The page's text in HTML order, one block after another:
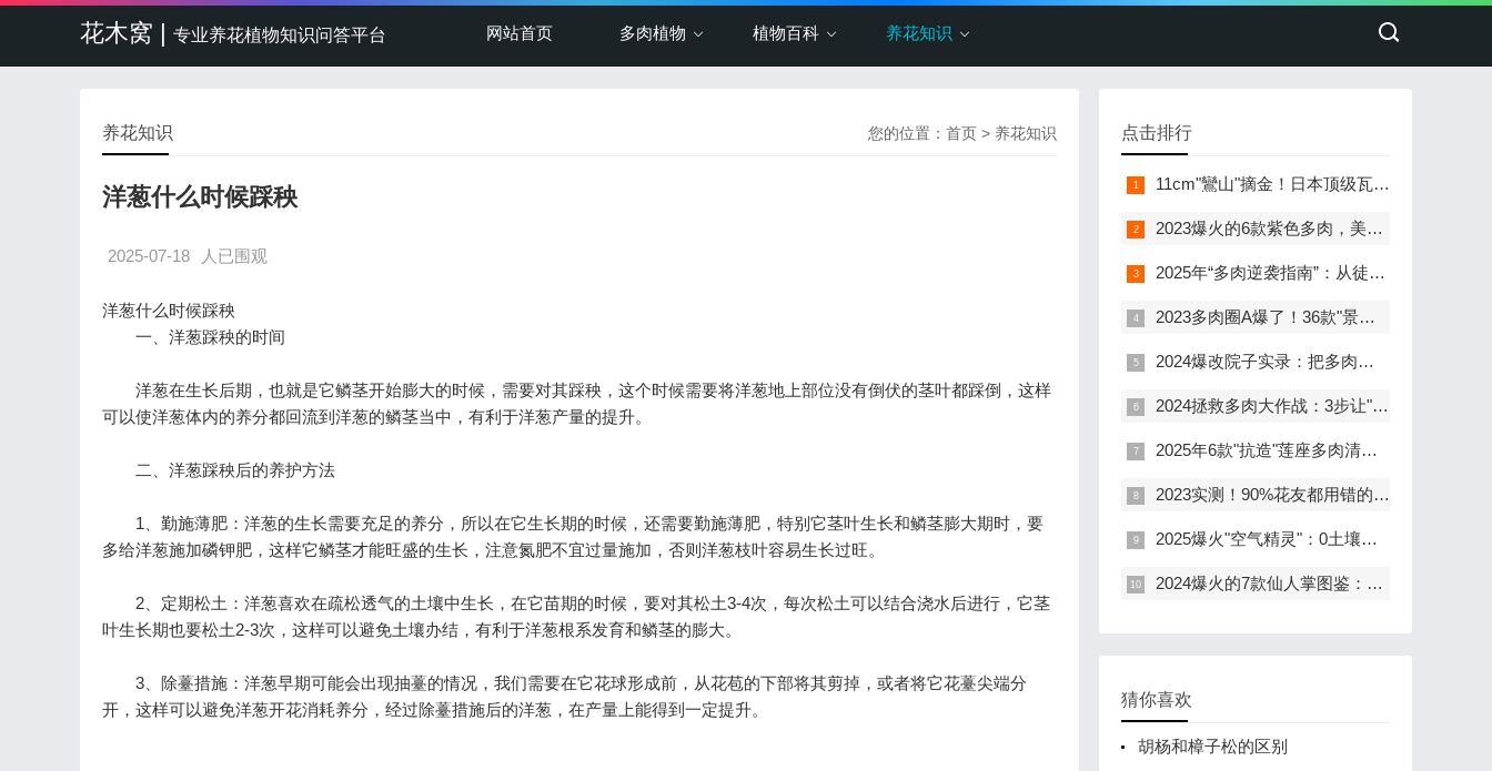
花木窝 | 专业养花植物知识问答平台 网站首页 多肉植物 植物百科 养花知识
您的位置： 首页 > 养花知识
养花知识
洋葱什么时候踩秧
2025-07-18 人已围观
洋葱什么时候踩秧
一、洋葱踩秧的时间
洋葱在生长后期，也就是它鳞茎开始膨大的时候，需要对其踩秧，这个时候需要将洋葱地上部位没有倒伏的茎叶都踩倒，这样
可以使洋葱体内的养分都回流到洋葱的鳞茎当中，有利于洋葱产量的提升。
二、洋葱踩秧后的养护方法
1、勤施薄肥：洋葱的生长需要充足的养分，所以在它生长期的时候，还需要勤施薄肥，特别它茎叶生长和鳞茎膨大期时，要
多给洋葱施加磷钾肥，这样它鳞茎才能旺盛的生长，注意氮肥不宜过量施加，否则洋葱枝叶容易生长过旺。
2、定期松土：洋葱喜欢在疏松透气的土壤中生长，在它苗期的时候，要对其松土3-4次，每次松土可以结合浇水后进行，它茎
叶生长期也要松土2-3次，这样可以避免土壤办结，有利于洋葱根系发育和鳞茎的膨大。
3、除薹措施：洋葱早期可能会出现抽薹的情况，我们需要在它花球形成前，从花苞的下部将其剪掉，或者将它花薹尖端分
开，这样可以避免洋葱开花消耗养分，经过除薹措施后的洋葱，在产量上能得到一定提升。
点击排行
11cm"鸞山"摘金！日本顶级瓦苇大赏背后的多肉养成秘籍
2023爆火的6款紫色多肉，美到犯规！新手养出"紫气东来"全攻略
2025年“多肉逆袭指南”：从徒长丑货到色彩炸弹的90天蜕变计划
2023多肉圈A爆了！36款"景天美人"养护图鉴+避坑指南，新手也能养出彩虹色
2024爆改院子实录：把多肉养成「户外集团军」，普通阳台党看完哭了！
2024拯救多肉大作战：3步让"毁容"多肉1个月逆袭成"小鲜肉"
2025年6款"抗造"莲座多肉清单：叶片胖到掐出水，新手也能养出糖心状态
2023实测！90%花友都用错的河沙养肉法，颗粒大小决定多肉生死线！
2025爆火"空气精灵"：0土壤狂长30cm，1次开花惊艳365天！
2024爆火的7款仙人掌图鉴：从阳台小白到多肉大神，这篇全教会你！
猜你喜欢
胡杨和樟子松的区别